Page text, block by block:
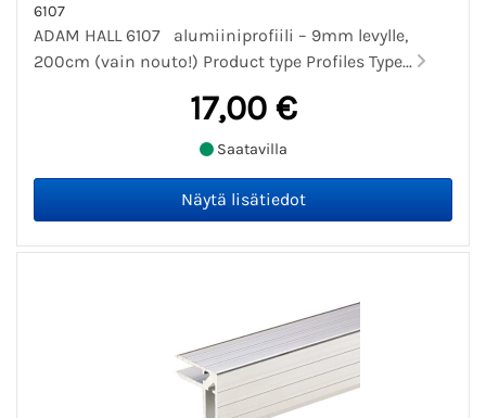
6107
ADAM HALL 6107 alumiiniprofiili – 9mm levylle,
200cm (vain nouto!) Product type Profiles Type...
17,00 €
Saatavilla